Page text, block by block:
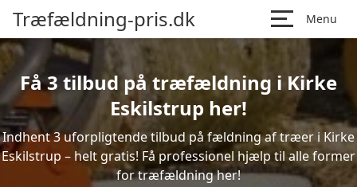
Træfældning-pris.dk Menu
Få 3 tilbud på træfældning i Kirke
Eskilstrup her!
Indhent 3 uforpligtende tilbud på fældning af træer i Kirke
Eskilstrup – helt gratis! Få professionel hjælp til alle former
for træfældning her!